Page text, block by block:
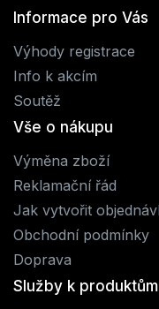
Informace pro Vás
Výhody registrace
Info k akcím
Soutěž
Vše o nákupu
Výměna zboží
Reklamační řád
Jak vytvořit
Obchodní podmínky
Doprava
Služby k produktům